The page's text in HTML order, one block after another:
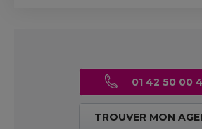
01 42 50 00
TROUVER MON